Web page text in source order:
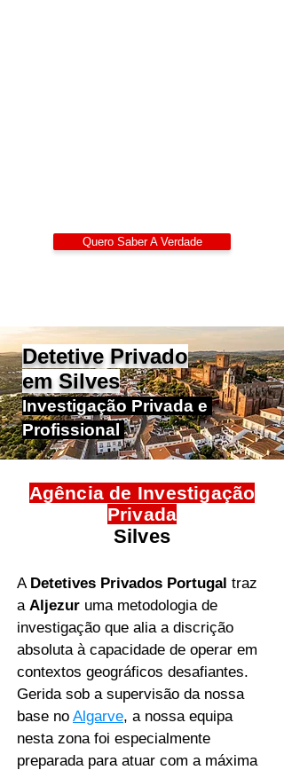
Quero Saber A Verdade
Detetive Privado
em Silves
Investigação Privada e
Profissional
Agência de ​Investigação
Privada
Silves
A Detetives Privados Portugal traz
a Aljezur uma metodologia de
investigação que alia a discrição
absoluta à capacidade de operar em
contextos geográficos desafiantes.
Gerida sob a supervisão da nossa
base no Algarve, a nossa equipa
nesta zona foi especialmente
preparada para atuar com a máxima